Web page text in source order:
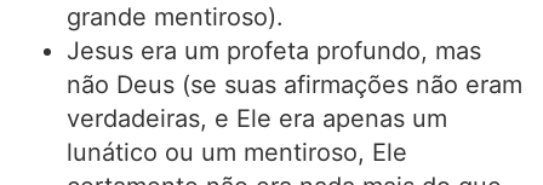
grande mentiroso).
Jesus era um profeta profundo, mas
não Deus (se suas afirmações não eram
verdadeiras, e Ele era apenas um
lunático ou um mentiroso, Ele